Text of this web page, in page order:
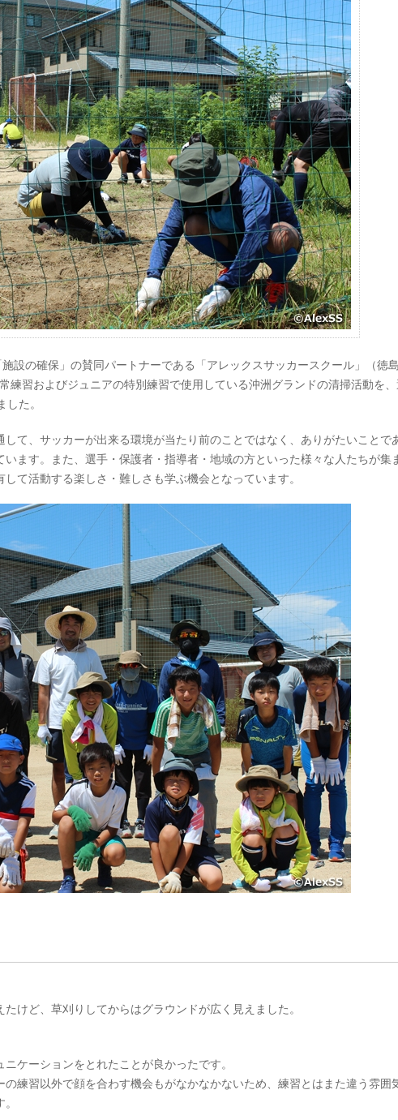
設の確保」の賛同パートナーである「アレックスサッカースクール」（徳
練習およびジュニアの特別練習で使用している沖洲グランドの清掃活動を
た。
て、サッカーが出来る環境が当たり前のことではなく、ありがたいことで
ます。また、選手・保護者・指導者・地域の方といった様々な人たちが集
て活動する楽しさ・難しさも学ぶ機会となっています。
けど、草刈りしてからはグラウンドが広く見えました。
ケーションをとれたことが良かったです。
練習以外で顔を合わす機会もがなかなかないため、練習とはまた違う雰囲